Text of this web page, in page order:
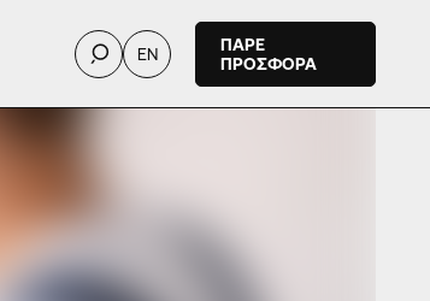
EN
ΠΑΡΕ
ΠΡΟΣΦΟΡΑ